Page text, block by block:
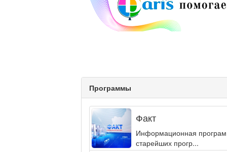
Программы
Факт
Информационная
старейших прогр...